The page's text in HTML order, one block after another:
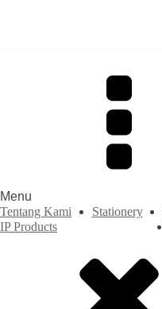
Menu
Tentang Kami
Stationery
IP Products